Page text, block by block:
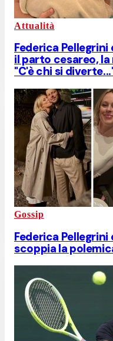
Attualità
Federica
il parto cesareo,
"C'è chi si
Gossip
Federica
scoppia la